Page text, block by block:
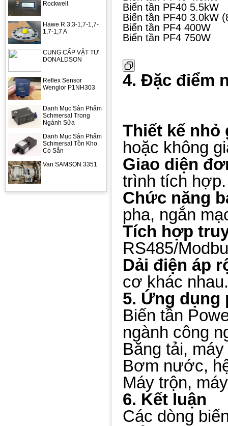
Rockwell
Hawe R 3,3-1,7-1,7-
1,7-1,7 A
CUNG CẤP VẬT TƯ
DONALDSON
Reflex Sensor
Wenglor P1NH303
Danh Mục Sản Phẩm
Schmersal Trong
Ngành Sữa
Danh Mục Sản Phẩm
Schmersal Tồn Kho
Có Sẵn
Van SAMSON 3351
Biến tần PF40 5.5kW
Biến tần PF40 3.0kW
Biến tần PF4 400W
Biến tần PF4 750W
4. Đặc điểm
Thiết kế nhỏ
hoặc không
Giao diện
trình tích hợp.
Chức năng
pha, ngắn
Tích hợp
RS485/
Dải điện áp
cơ khác nhau.
5. Ứng dụng
Biến tần
ngành công
Băng tải,
Bơm nước,
Máy trộn,
6. Kết luận
Các dòng